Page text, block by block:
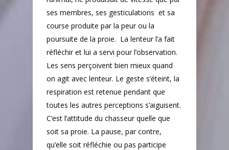
ses membres, ses gesticulations et sa
course produite par la peur ou la
poursuite de la proie. La lenteur l’a fait
réfléchir et lui a servi pour l’observation.
Les sens perçoivent bien mieux quand
on agit avec lenteur. Le geste s’éteint, la
respiration est retenue pendant que
toutes les autres perceptions s’aiguisent.
C’est l’attitude du chasseur quelle que
soit sa proie. La pause, par contre,
qu’elle soit réfléchie ou pas participe